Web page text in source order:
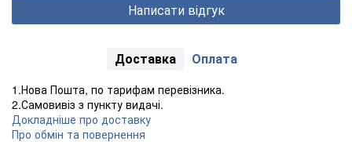
Написати відгук
Доставка Оплата
1.Нова Пошта, по тарифам перевізника.
2.Самовивіз з пункту видачі.
Докладніше про доставку
Про обмін та повернення